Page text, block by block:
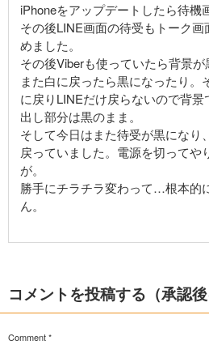
iPhoneをアップデートしたら待機
その後LINE画面の待受もトーク
めました。
その後Viberも使っていたら背景
また白に戻ったら黒になったり。
に戻りLINEだけ戻らないので背
出し部分は黒のまま。
そして今日はまた待受が黒になり
戻っていました。電源を切ってや
が。
勝手にチラチラ変わって…根本的
ん。
コメントを投稿する（承認後
Comment*